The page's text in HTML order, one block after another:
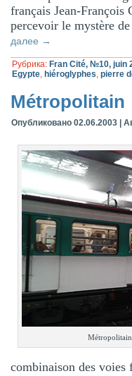
français Jean-François
percevoir le mystère
далее →
Рубрика: Fran Cité, №10, juin
Egypte, hiéroglyphes,pierre
Métropolitain
Опубликовано 02.06.2003 |
Métropolitain
combinaison des voies